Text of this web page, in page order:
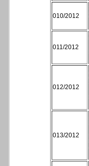
010/2012
011/2012
012/2012
013/2012